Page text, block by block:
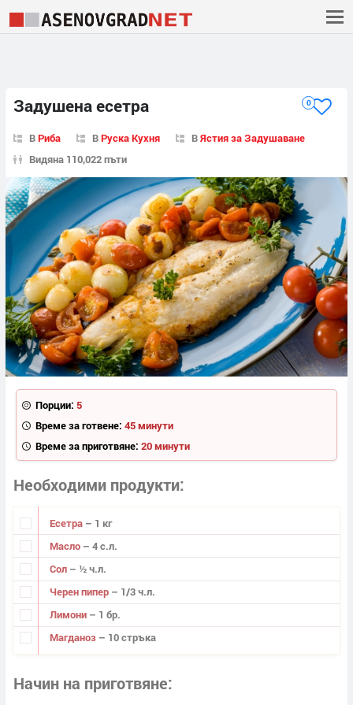
Задушена есетра 0
ВРиба ВРуска Кухня ВЯстия за Задушаване
Видяна 110,022 пъти
Порции: 5
Време за готвене: 45 минути
Време за приготвяне: 20 минути
Необходими продукти
Есетра – 1 кг
Масло – 4 с.л.
Сол – ½ ч.л.
Черен пипер – 1/3 ч.л.
Лимони – 1 бр.
Магданоз – 10 стръка
Начин на приготвяне